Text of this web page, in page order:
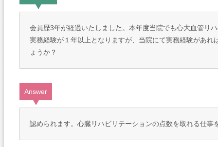
会員歴3年が経過いたしました。本年度当院でも心大血管リ
実務経験が１年以上となりますが、当院にて実務経験があ
ょうか？
Answer
認められます。心臓リハビリテーションの点数を取れる仕事